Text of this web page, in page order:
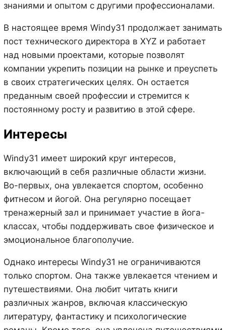
знаниями и опытом с другими профессионалами.
В настоящее время Windy31 продолжает занимать
пост технического директора в XYZ и работает
над новыми проектами, которые позволят
компании укрепить позиции на рынке и преуспеть
в своих стратегических целях. Он остается
преданным своей профессии и стремится к
постоянному росту и развитию в этой сфере.
Интересы
Windy31 имеет широкий круг интересов,
включающий в себя различные области жизни.
Во-первых, она увлекается спортом, особенно
фитнесом и йогой. Она регулярно посещает
тренажерный зал и принимает участие в йога-
классах, чтобы поддерживать свое физическое и
эмоциональное благополучие.
Однако интересы Windy31 не ограничиваются
только спортом. Она также увлекается чтением и
путешествиями. Она любит читать книги
различных жанров, включая классическую
литературу, фантастику и психологические